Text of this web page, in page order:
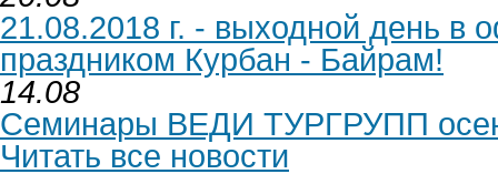
21.08.2018 г. - выходной день в
праздником Курбан - Байрам!
14.08
Семинары ВЕДИ ТУРГРУПП
Читать все новости